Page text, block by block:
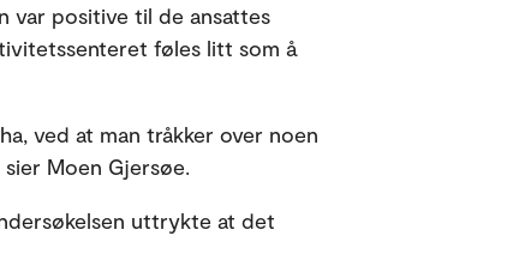
var positive til de ansattes
føles litt som å
ved at man tråkker over noen
Moen Gjersøe.
uttrykte at det